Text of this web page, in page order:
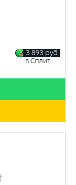
3 893 руб.
в Сплит